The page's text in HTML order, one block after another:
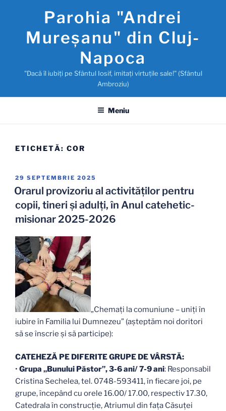
conținut
Parohia "Andrei
Mureşanu" din Cluj-
Napoca
"Dacă îl iubiţi pe Sfântul Iosif, imitaţi virtuţile sale!" (Sfântul
Ambroziu)
Meniu
ETICHETĂ: COR
PUBLICAT
PE
29 SEPTEMBRIE 2025
Orarul provizoriu al activităților pentru
copii, tineri și adulți, în Anul catehetic-
misionar 2025-2026
„Chemați la comuniune – uniți în
iubire în Familia lui Dumnezeu” (așteptăm noi doritori
să se înscrie și să participe):
CATEHEZĂ PE DIFERITE GRUPE DE VÂRSTĂ:
• Grupa „Bunului Păstor”, 3-6 ani/ 7-9 ani: Responsabil
Cristina Sechelea, tel. 0748-593411, în fiecare joi, pe
grupe, începând cu orele 16.00/ 17.00, respectiv 17.30,
Catedrala în construcție, Atriumul din faţa Căsuţei